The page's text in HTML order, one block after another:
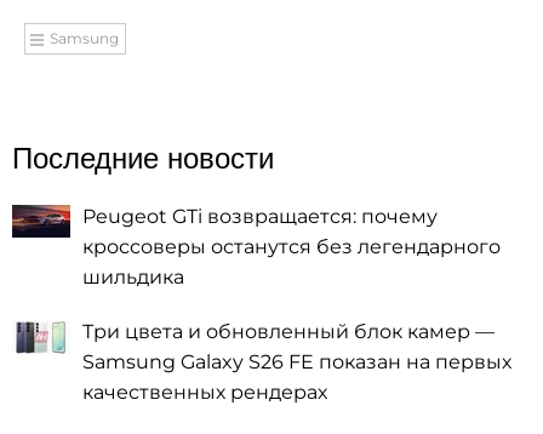
Samsung
Последние новости
Peugeot GTi возвращается: почему
кроссоверы останутся без легендарного
шильдика
Три цвета и обновленный блок камер —
Samsung Galaxy S26 FE показан на первых
качественных рендерах